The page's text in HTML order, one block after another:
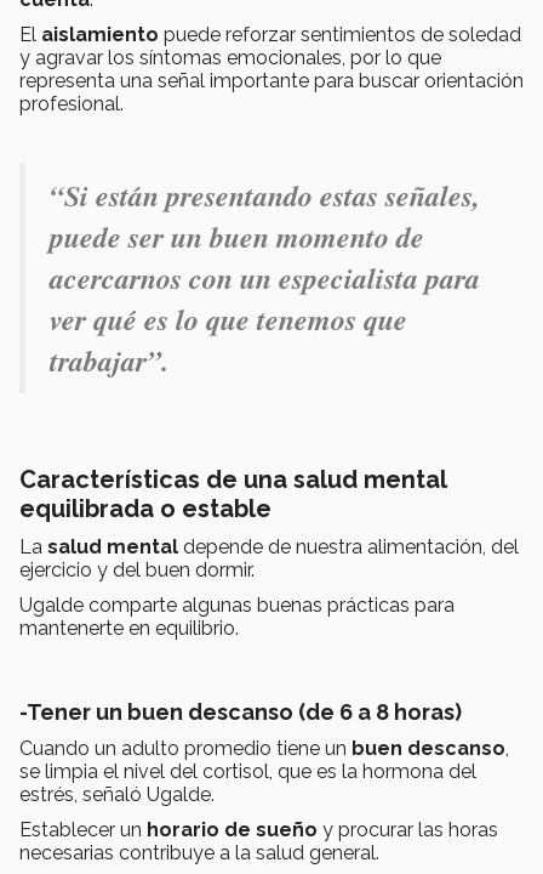
El aislamiento puede reforzar sentimientos de soledad
y agravar los síntomas emocionales, por lo que
representa una señal importante para buscar orientación
profesional.
“Si están presentando estas señales,
puede ser un buen momento de
acercarnos con un especialista para
ver qué es lo que tenemos que
trabajar”.
Características de una salud mental
equilibrada o estable
La salud mental depende de nuestra alimentación, del
ejercicio y del buen dormir.
Ugalde comparte algunas buenas prácticas para
mantenerte en equilibrio.
-Tener un buen descanso (de 6 a 8 horas)
Cuando un adulto promedio tiene un buen descanso
se limpia el nivel del cortisol, que es la hormona del
estrés, señaló Ugalde.
Establecer un horario de sueño y procurar las horas
necesarias contribuye a la salud general.